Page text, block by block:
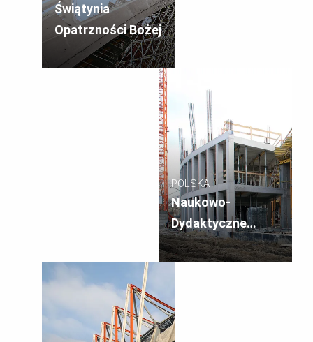
Świątynia
Opatrzności Bożej
POLSKA
Naukowo-
Dydaktyczne
Centrum Nowych
Technologii
Śląskiej